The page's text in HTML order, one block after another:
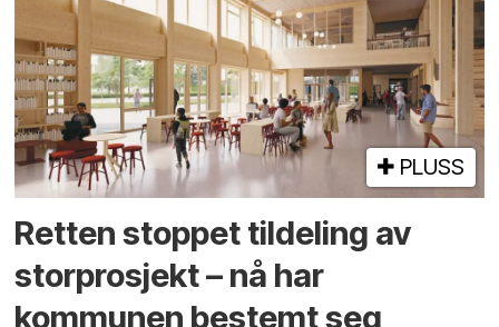
PLUSS
Retten stoppet tildeling av
storprosjekt – nå har
kommunen bestemt seg